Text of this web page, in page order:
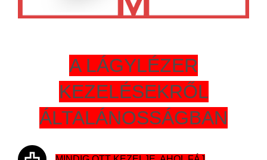
A LÁGYLÉZER
KEZELÉSEKRŐL
ÁLTALÁNOSSÁGBAN